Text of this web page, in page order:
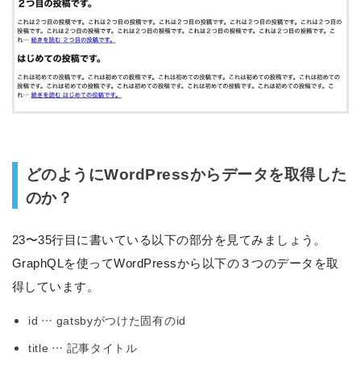
どのようにWordPressからデータを取得した
のか？
23〜35行目に書いている以下の部分を見てみましょう。
GraphQLを使ってWordPressから以下の３つのデータを取
得しています。
id … gatsbyがつけた固有のid
title … 記事タイトル